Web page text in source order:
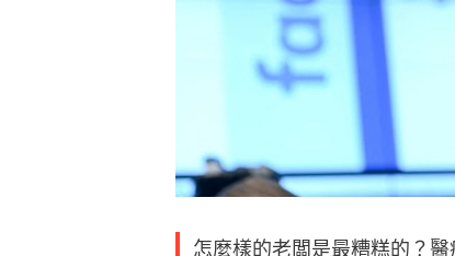
怎麼樣的老闆是最糟糕的？